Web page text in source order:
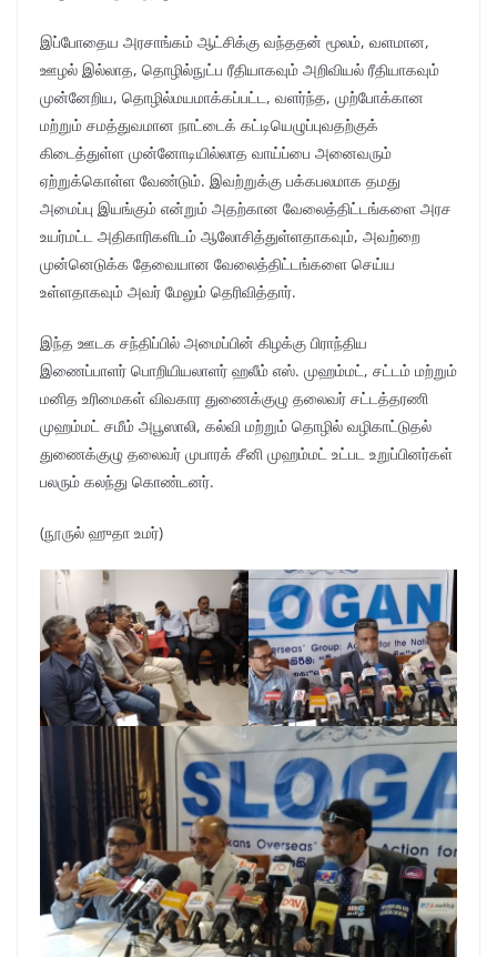
இப்போதைய அரசாங்கம் ஆட்சிக்கு வந்ததன் மூலம், வளமான,
ஊழல் இல்லாத, தொழில்நுட்ப ரீதியாகவும் அறிவியல் ரீதியாகவும்
முன்னேறிய, தொழில்மயமாக்கப்பட்ட, வளர்ந்த, முற்போக்கான
மற்றும் சமத்துவமான நாட்டைக் கட்டியெழுப்புவதற்குக்
கிடைத்துள்ள முன்னோடியில்லாத வாய்ப்பை அனைவரும்
ஏற்றுக்கொள்ள வேண்டும். இவற்றுக்கு பக்கபலமாக தமது
அமைப்பு இயங்கும் என்றும் அதற்கான வேலைத்திட்டங்களை அரச
உயர்மட்ட அதிகாரிகளிடம் ஆலோசித்துள்ளதாகவும், அவற்றை
முன்னெடுக்க தேவையான வேலைத்திட்டங்களை செய்ய
உள்ளதாகவும் அவர் மேலும் தெரிவித்தார்.
இந்த ஊடக சந்திப்பில் அமைப்பின் கிழக்கு பிராந்திய
இணைப்பாளர் பொறியியலாளர் ஹலீம் எஸ். முஹம்மட், சட்டம் மற்றும்
மனித உரிமைகள் விவகார துணைக்குழு தலைவர் சட்டத்தரணி
முஹம்மட் சமீம் அபூஸாலி, கல்வி மற்றும் தொழில் வழிகாட்டுதல்
துணைக்குழு தலைவர் முபாரக் சீனி முஹம்மட் உட்பட உறுப்பினர்கள்
பலரும் கலந்து கொண்டனர்.
(நூருல் ஹுதா உமர்)